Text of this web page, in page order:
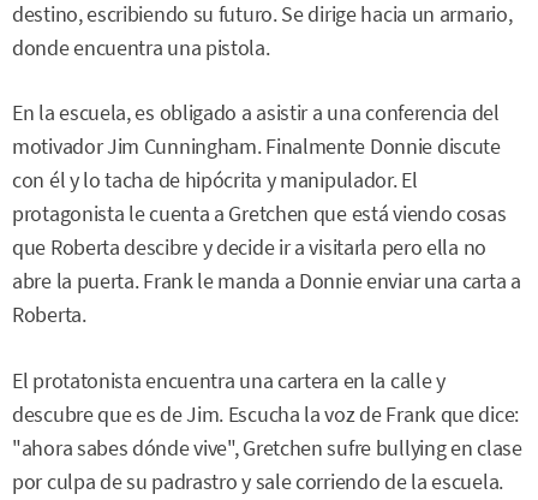
destino, escribiendo su futuro. Se dirige hacia un armario,
donde encuentra una pistola.
En la escuela, es obligado a asistir a una conferencia del
motivador Jim Cunningham. Finalmente Donnie discute
con él y lo tacha de hipócrita y manipulador. El
protagonista le cuenta a Gretchen que está viendo cosas
que Roberta descibre y decide ir a visitarla pero ella no
abre la puerta. Frank le manda a Donnie enviar una carta a
Roberta.
El protatonista encuentra una cartera en la calle y
descubre que es de Jim. Escucha la voz de Frank que dice:
"ahora sabes dónde vive", Gretchen sufre bullying en clase
por culpa de su padrastro y sale corriendo de la escuela.